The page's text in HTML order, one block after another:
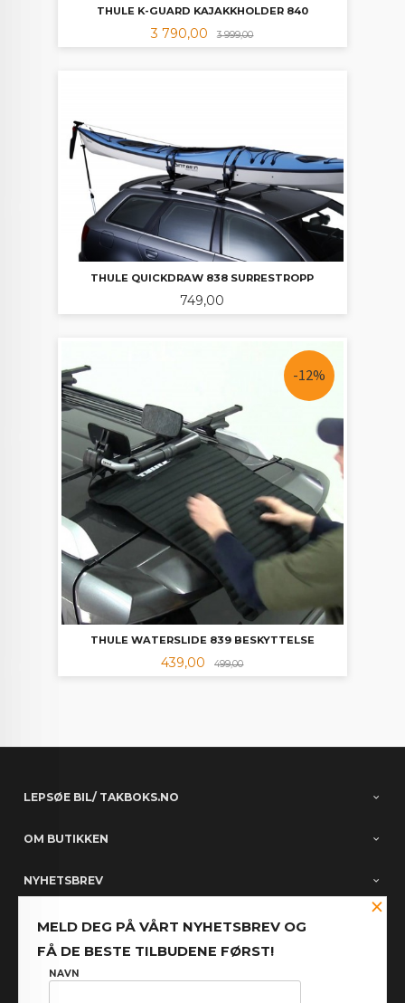
THULE K-GUARD KAJAKKHOLDER 840
Tilbud
3 790,00 3 999,00Rabatt
THULE QUICKDRAW 838 SURRESTROPP
Pris
749,00
THULE WATERSLIDE 839 BESKYTTELSE
Tilbud
439,00 499,00Rabatt
-12%
LEPSØE BIL/ TAKBOKS.NO
OM BUTIKKEN
NYHETSBREV
PARTNERE ×
MELD DEG PÅ VÅRT NYHETSBREV OG
FÅ DE BESTE TILBUDENE FØRST!
NAVN